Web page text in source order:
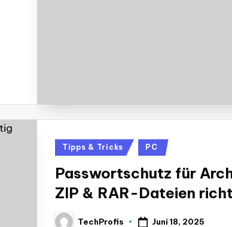
Posted
Tipps & Tricks PC
Passwortschutz für
ZIP & RAR-Dateien
TechProfis Juni 18, 2025